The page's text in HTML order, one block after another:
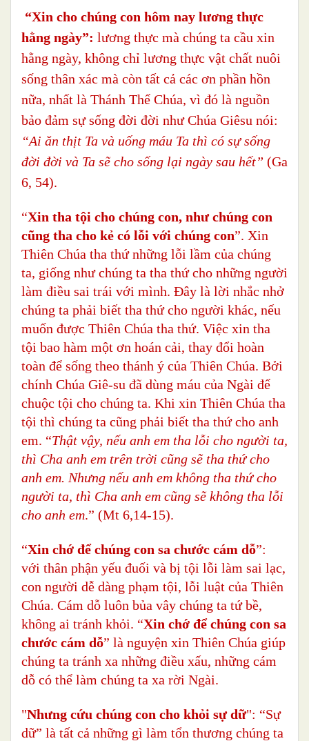
“Xin cho chúng con hôm nay lương thực
hằng ngày”: lương thực mà chúng ta cầu xin
hằng ngày, không chỉ lương thực vật chất nuôi
sống thân xác mà còn tất cả các ơn phần hồn
nữa, nhất là Thánh Thể Chúa, vì đó là nguồn
bảo đảm sự sống đời đời như Chúa Giêsu nói:
“Ai ăn thịt Ta và uống máu Ta thì có sự sống
đời đời và Ta sẽ cho sống lại ngày sau hết” (Ga
6, 54).
“Xin tha tội cho chúng con, như chúng con
cũng tha cho kẻ có lỗi với chúng con”. Xin
Thiên Chúa tha thứ những lỗi lầm của chúng
ta, giống như chúng ta tha thứ cho những người
làm điều sai trái với mình. Đây là lời nhắc nhở
chúng ta phải biết tha thứ cho người khác, nếu
muốn được Thiên Chúa tha thứ. Việc xin tha
tội bao hàm một ơn hoán cải, thay đổi hoàn
toàn để sống theo thánh ý của Thiên Chúa. Bởi
chính Chúa Giê-su đã dùng máu của Ngài để
chuộc tội cho chúng ta. Khi xin Thiên Chúa tha
tội thì chúng ta cũng phải biết tha thứ cho anh
em. “Thật vậy, nếu anh em tha lỗi cho người ta,
thì Cha anh em trên trời cũng sẽ tha thứ cho
anh em. Nhưng nếu anh em không tha thứ cho
người ta, thì Cha anh em cũng sẽ không tha lỗi
cho anh em.” (Mt 6,14-15).
“Xin chớ để chúng con sa chước cám dỗ”:
với thân phận yếu đuối và bị tội lỗi làm sai lạc,
con người dễ dàng phạm tội, lỗi luật của Thiên
Chúa. Cám dỗ luôn bủa vây chúng ta tứ bề,
không ai tránh khỏi. “Xin chớ để chúng con sa
chước cám dỗ” là nguyện xin Thiên Chúa giúp
chúng ta tránh xa những điều xấu, những cám
dỗ có thể làm chúng ta xa rời Ngài.
"Nhưng cứu chúng con cho khỏi sự dữ": “Sự
dữ” là tất cả những gì làm tổn thương chúng ta